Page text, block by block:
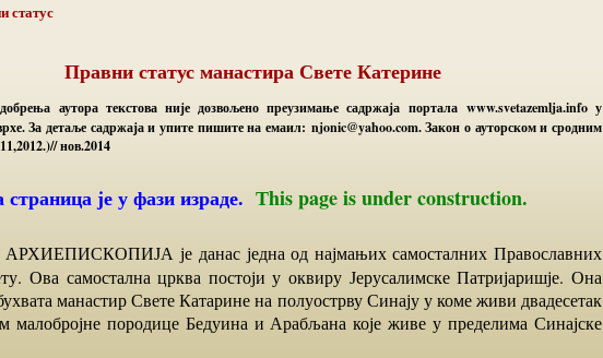
статус
Правни статус манастира Свете Катерине
аутора текстова није дозвољено преузимање садржаја портала www.svetazemlja.info у
За детаље садржаја и упите пишите на емаил: njonic@yahoo.com. Закон о ауторском и сродним
нов.2014
страница је у фази израде. Тhis page is under construction.
Ова самостална црква постоји у оквиру Јерусалимске Патријаришје. Она
манастир Свете Катарине на полуострву Синају у коме живи двадесетак
малобројне породице Бедуина и Арабљана које живе у пределима Синајске